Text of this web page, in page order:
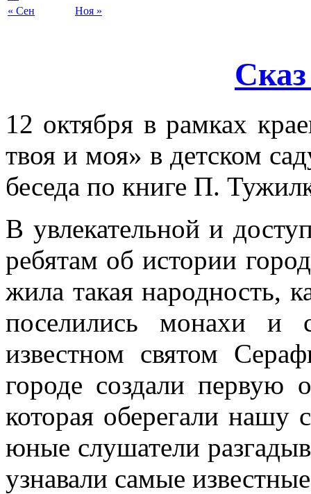
« Сен Ноя »
12 октября в рамках
твоя и моя» в детском
беседа по книге П.
В увлекательной и
ребятам об истории
жила такая народность,
поселились монахи и
известном святом
городе создали первую
которая оберегали нашу
юные слушатели
узнавали самые